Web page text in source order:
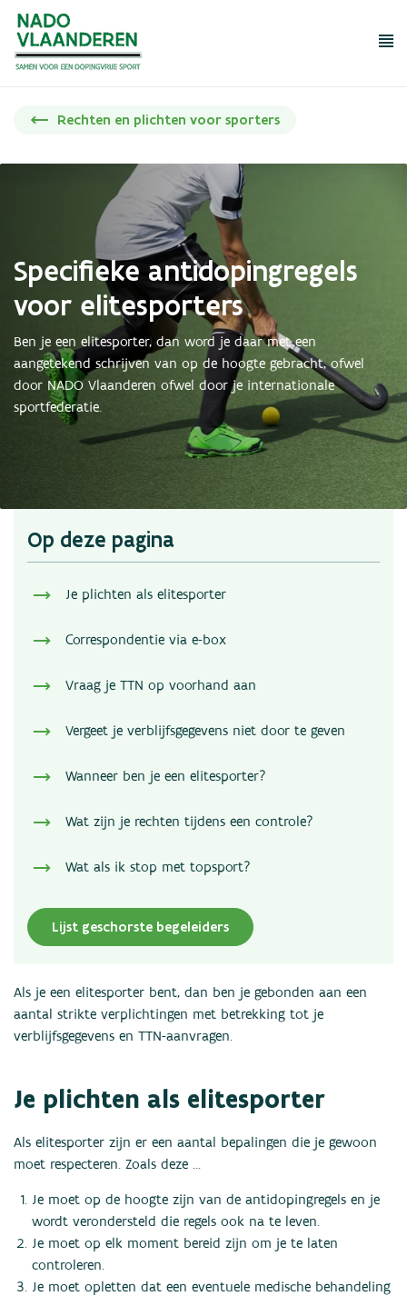
Wat mag niet?
Dopingcontrole
Rechten en plichten
Tools en educatie
Meldpunt dopingmisbruik
Over NADO
FAQ
Regelgeving
Nieuws
Statistieken
Rechten en plichten voor sporters
Specifieke antidopingregels
voor elitesporters
Ben je een elitesporter, dan word je daar met een
aangetekend schrijven van op de hoogte gebracht, ofwel
door NADO Vlaanderen ofwel door je internationale
sportfederatie.
Op deze pagina
Je plichten als elitesporter
Correspondentie via e-box
Vraag je TTN op voorhand aan
Vergeet je verblijfsgegevens niet door te geven
Wanneer ben je een elitesporter?
Wat zijn je rechten tijdens een controle?
Wat als ik stop met topsport?
Lijst geschorste begeleiders
Als je een elitesporter bent, dan ben je gebonden aan een
aantal strikte verplichtingen met betrekking tot je
verblijfsgegevens en TTN-aanvragen.
Je plichten als elitesporter
Als elitesporter zijn er een aantal bepalingen die je gewoon
moet respecteren. Zoals deze ...
Je moet op de hoogte zijn van de antidopingregels en je
wordt verondersteld die regels ook na te leven.
Je moet op elk moment bereid zijn om je te laten
controleren.
Je moet opletten dat een eventuele medische behandeling